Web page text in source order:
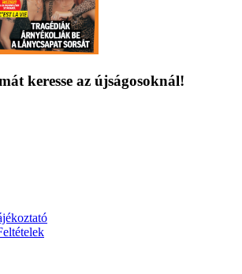
keresse az újságosoknál!